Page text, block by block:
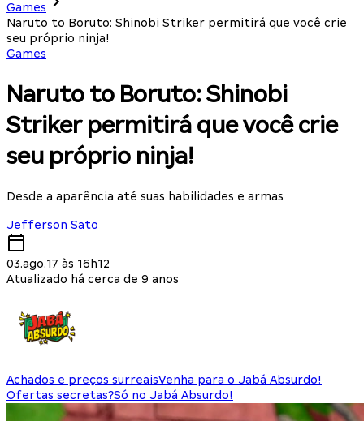
Games
Naruto to Boruto: Shinobi Striker permitirá que você crie
seu próprio ninja!
Games
Naruto to Boruto: Shinobi
Striker permitirá que você crie
seu próprio ninja!
Desde a aparência até suas habilidades e armas
Jefferson Sato
03.ago.17 às 16h12
Atualizado há cerca de 9 anos
Achados e preços surreaisVenha para o Jabá Absurdo!
Ofertas secretas?Só no Jabá Absurdo!